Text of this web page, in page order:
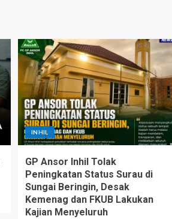
INHIL
GP Ansor Inhil Tolak
Peningkatan Status Surau di
Sungai Beringin, Desak
Kemenag dan FKUB Lakukan
Kajian Menyeluruh